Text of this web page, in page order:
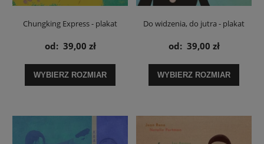
Chungking Express - plakat
od: 39,00 zł
WYBIERZ ROZMIAR
Do widzenia, do jutra - plakat
od: 39,00 zł
WYBIERZ ROZMIAR